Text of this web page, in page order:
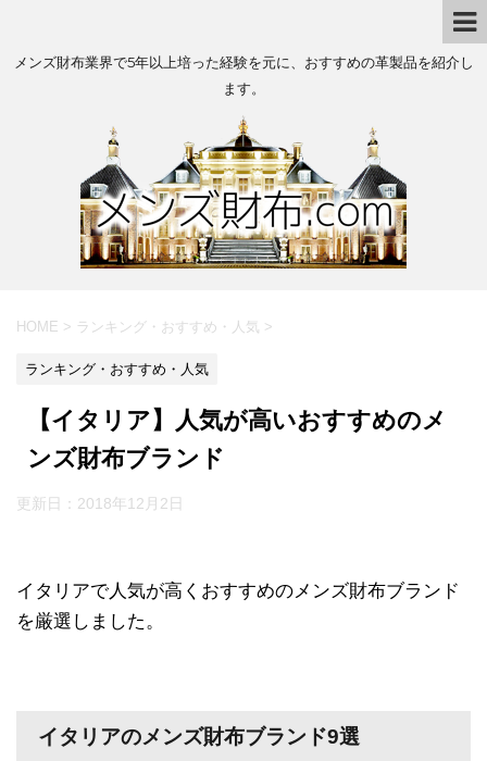
メンズ財布業界で5年以上培った経験を元に、おすすめの革製品を紹介し
ます。
HOME > ランキング・おすすめ・人気 >
ランキング・おすすめ・人気
【イタリア】人気が高いおすすめのメ
ンズ財布ブランド
更新日： 2018年12月2日
イタリアで人気が高くおすすめのメンズ財布ブランド
を厳選しました。
イタリアのメンズ財布ブランド9選